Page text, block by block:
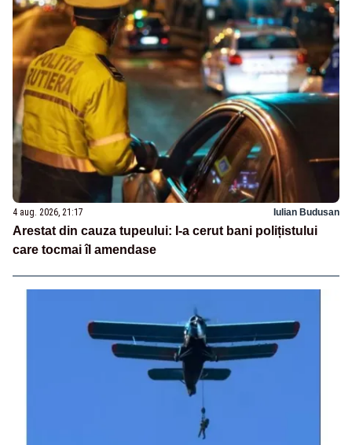
4 aug. 2026, 21:17 Iulian Budusan
Arestat din cauza tupeului: I-a cerut bani polițistului
care tocmai îl amendase